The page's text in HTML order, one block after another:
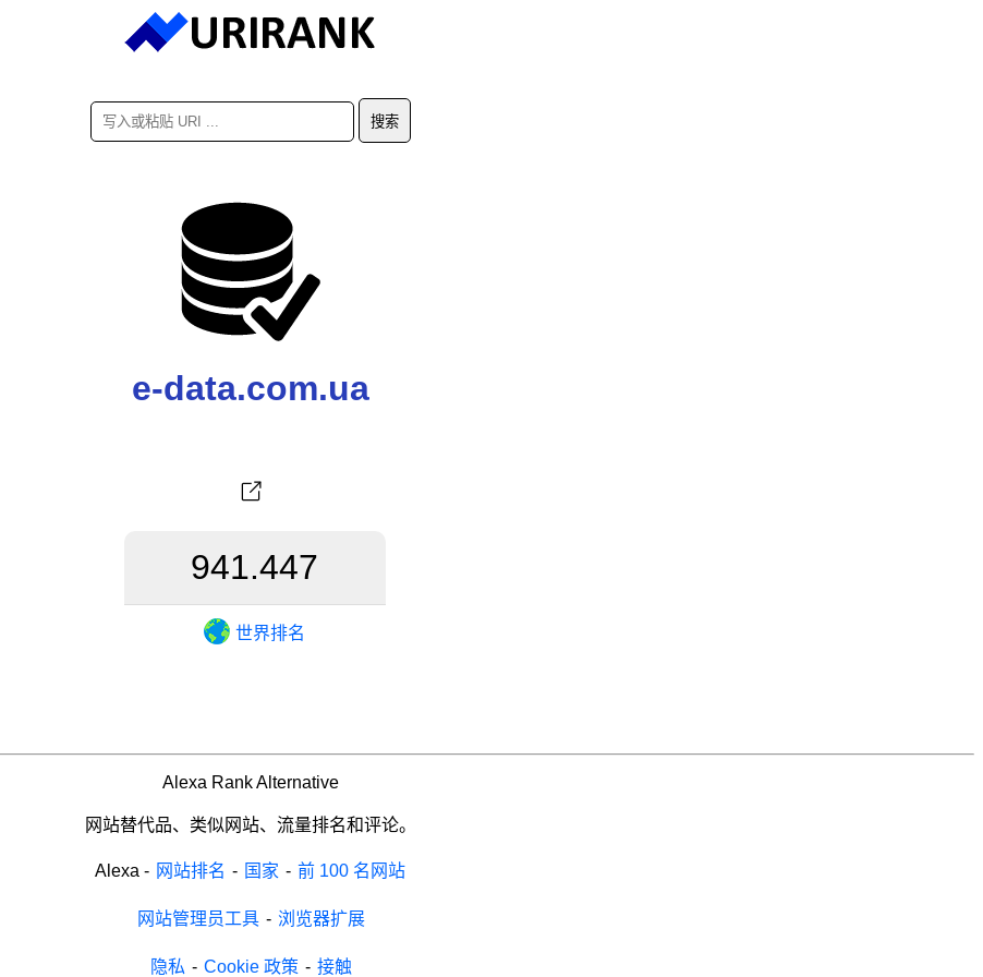
e-data.com.ua
941.447
世界排名
Alexa Rank Alternative
网站替代品、类似网站、流量排名和评论。
Alexa - 网站排名 - 国家 - 前 100 名网站
网站管理员工具 - 浏览器扩展
隐私 - Cookie 政策 - 接触